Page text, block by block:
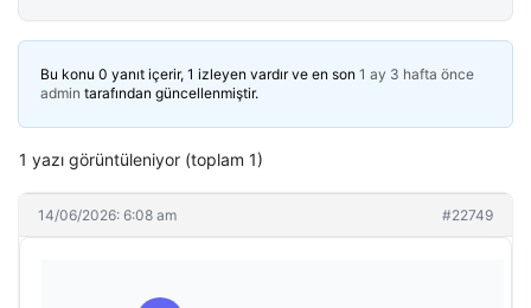
Bu konu 0 yanıt içerir, 1 izleyen vardır ve en son 1 ay 3 hafta önce
admin tarafından güncellenmiştir.
1 yazı görüntüleniyor (toplam 1)
14/06/2026: 6:08 am #22749